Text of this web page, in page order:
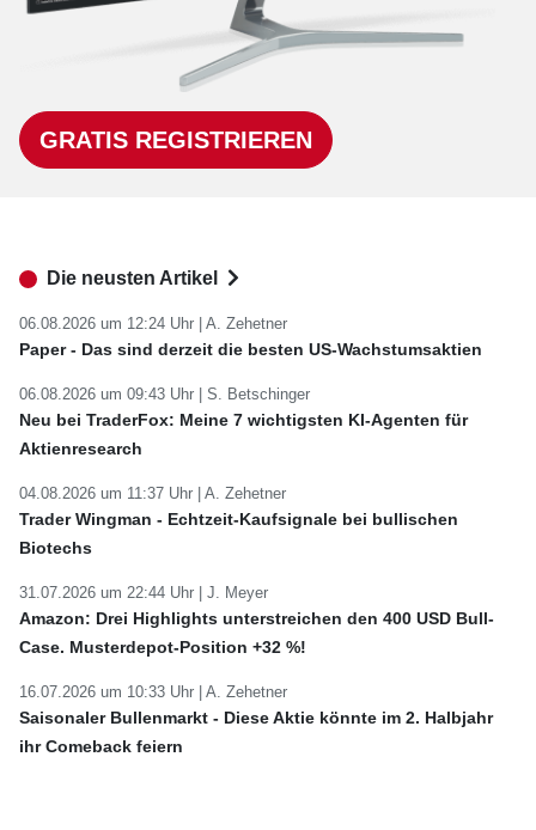
GRATIS REGISTRIEREN
Die neusten Artikel
06.08.2026 um 12:24 Uhr | A. Zehetner
Paper - Das sind derzeit die besten US-Wachstumsaktien
06.08.2026 um 09:43 Uhr | S. Betschinger
Neu bei TraderFox: Meine 7 wichtigsten KI-Agenten für
Aktienresearch
04.08.2026 um 11:37 Uhr | A. Zehetner
Trader Wingman - Echtzeit-Kaufsignale bei bullischen
Biotechs
31.07.2026 um 22:44 Uhr | J. Meyer
Amazon: Drei Highlights unterstreichen den 400 USD Bull-
Case. Musterdepot-Position +32 %!
16.07.2026 um 10:33 Uhr | A. Zehetner
Saisonaler Bullenmarkt - Diese Aktie könnte im 2. Halbjahr
ihr Comeback feiern